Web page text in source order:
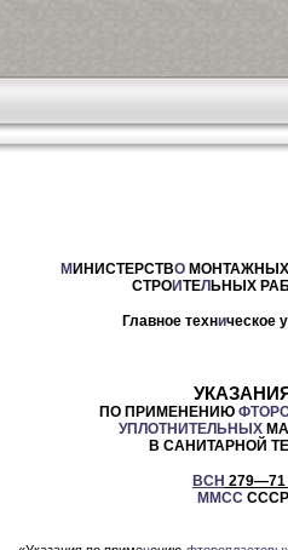
М ИНИСТЕРСТВО
СТРОИТЕЛ ЬНЫХ
Главное техническое
ПО ПРИМЕНЕНИЮ
УПЛОТНИТЕЛЬНЫХ
В САНИТАРНОЙ
ВСН
ММСС СССР